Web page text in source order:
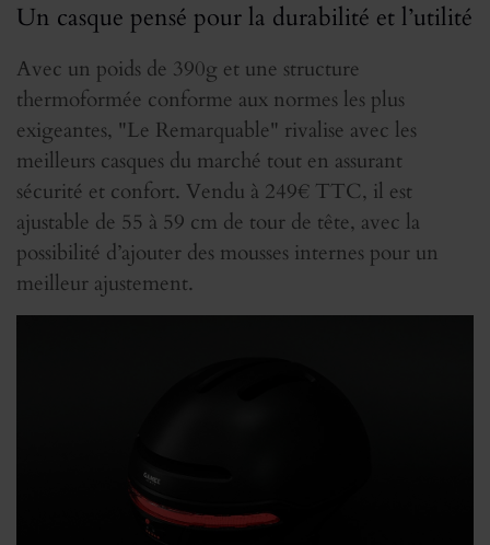
Un casque pensé pour la durabilité et l’utilité
Avec un poids de 390g et une structure
thermoformée conforme aux normes les plus
exigeantes, "Le Remarquable" rivalise avec les
meilleurs casques du marché tout en assurant
sécurité et confort. Vendu à 249€ TTC, il est
ajustable de 55 à 59 cm de tour de tête, avec la
possibilité d’ajouter des mousses internes pour un
meilleur ajustement.